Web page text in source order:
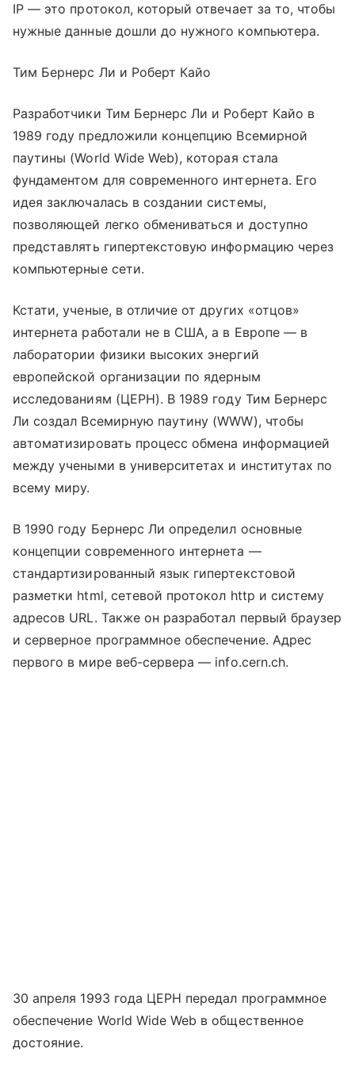
IP — это протокол, который отвечает за то, чтобы
нужные данные дошли до нужного компьютера.
Тим Бернерс Ли и Роберт Кайо
Разработчики Тим Бернерс Ли и Роберт Кайо в
1989 году предложили концепцию Всемирной
паутины (World Wide Web), которая стала
фундаментом для современного интернета. Его
идея заключалась в создании системы,
позволяющей легко обмениваться и доступно
представлять гипертекстовую информацию через
компьютерные сети.
Кстати, ученые, в отличие от других «отцов»
интернета работали не в США, а в Европе — в
лаборатории физики высоких энергий
европейской организации по ядерным
исследованиям (ЦЕРН). В 1989 году Тим Бернерс
Ли создал Всемирную паутину (WWW), чтобы
автоматизировать процесс обмена информацией
между учеными в университетах и институтах по
всему миру.
В 1990 году Бернерс Ли определил основные
концепции современного интернета —
стандартизированный язык гипертекстовой
разметки html, сетевой протокол http и систему
адресов URL. Также он разработал первый браузер
и серверное программное обеспечение. Адрес
первого в мире веб-сервера — info.cern.ch.
30 апреля 1993 года ЦЕРН передал программное
обеспечение World Wide Web в общественное
достояние.